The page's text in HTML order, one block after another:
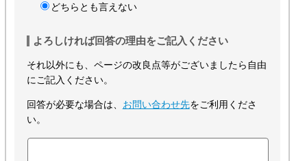
どちらとも言えない
よろしければ回答の理由をご記入ください
それ以外にも、ページの改良点等がございましたら自由
にご記入ください。
回答が必要な場合は、 お問い合わせ先をご利用くださ
い。